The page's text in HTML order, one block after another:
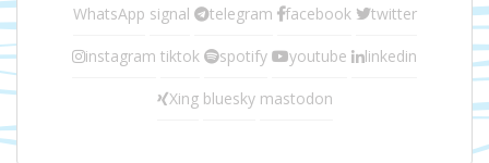
WhatsApp signal telegram facebook twitter
instagram tiktok spotify youtube linkedin
Xing bluesky mastodon